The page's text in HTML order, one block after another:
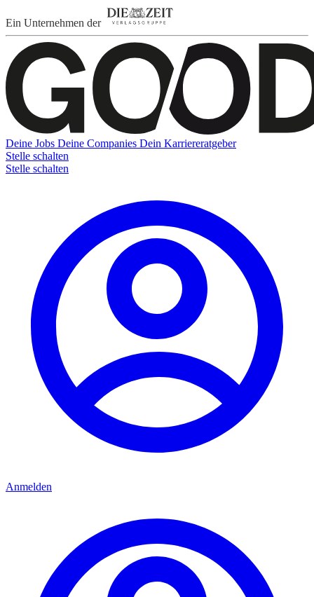
Ein Unternehmen der
Deine Jobs Deine Companies Dein Karriereratgeber
Stelle schalten
Stelle schalten
Anmelden